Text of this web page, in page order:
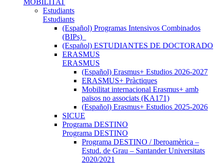
Estudiants
Estudiants
(Español) Programas Intensivos Combinados
(BIPs)_
(Español) ESTUDIANTES DE DOCTORADO
ERASMUS
ERASMUS
(Español) Erasmus+ Estudios 2026-2027
ERASMUS+ Pràctiques
Mobilitat internacional Erasmus+ amb
països no associats (KA171)
(Español) Erasmus+ Estudios 2025-2026
SICUE
Programa DESTINO
Programa DESTINO
Programa DESTINO / Iberoamèrica –
Estud. de Grau – Santander Universitats
2020/2021